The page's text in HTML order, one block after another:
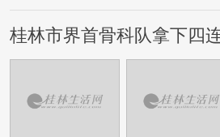
桂林市界首骨科队拿下四